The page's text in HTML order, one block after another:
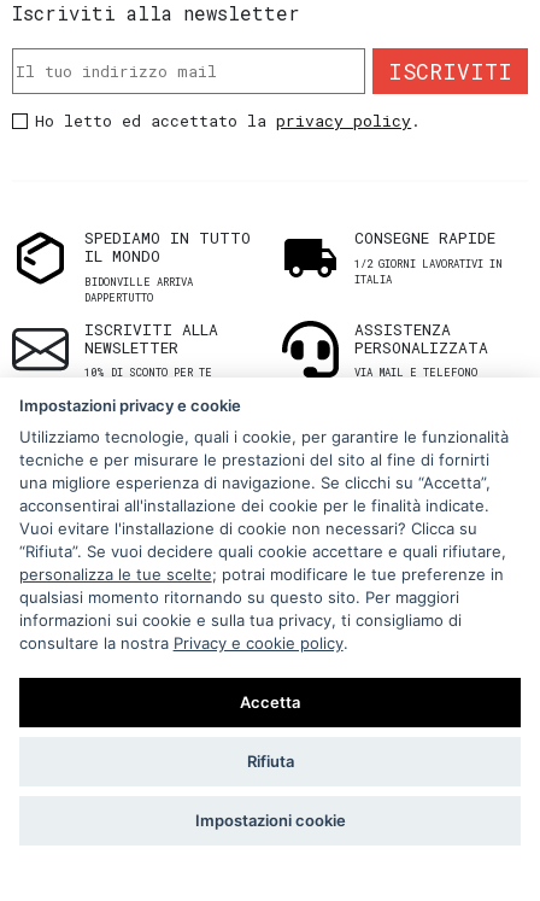
Iscriviti alla newsletter
ISCRIVITI
Ho letto ed accettato laprivacy policy.
SPEDIAMO IN TUTTO
IL MONDO
BIDONVILLE ARRIVA
DAPPERTUTTO
CONSEGNE RAPIDE
1/2 GIORNI LAVORATIVI IN
ITALIA
ISCRIVITI ALLA
NEWSLETTER
10% DI SCONTO PER TE
ASSISTENZA
PERSONALIZZATA
VIA MAIL E TELEFONO
Via Melo 224/a, Bari, Italy, 70121
+39 080 990 5699
P.IVA: 05921860721
Impostazioni Cookie
Impostazioni privacy e cookie
Utilizziamo tecnologie, quali i cookie, per garantire le funzionalità
tecniche e per misurare le prestazioni del sito al fine di fornirti
una migliore esperienza di navigazione. Se clicchi su “Accetta”,
acconsentirai all'installazione dei cookie per le finalità indicate.
Vuoi evitare l'installazione di cookie non necessari? Clicca su
“Rifiuta”. Se vuoi decidere quali cookie accettare e quali rifiutare,
personalizza le tue scelte; potrai modificare le tue preferenze in
qualsiasi momento ritornando su questo sito. Per maggiori
informazioni sui cookie e sulla tua privacy, ti consigliamo di
consultare la nostra Privacy e cookie policy.
Accetta
Rifiuta
Impostazioni cookie